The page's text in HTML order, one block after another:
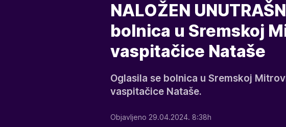
NALOŽEN
bolnica u Sremskoj
vaspitačice Nataše
Oglasila se bolnica u Sremskoj
vaspitačice Nataše.
Objavljeno 29.04.2024. 8:38h